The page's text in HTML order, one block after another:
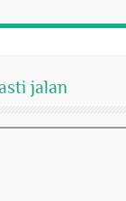
jalan